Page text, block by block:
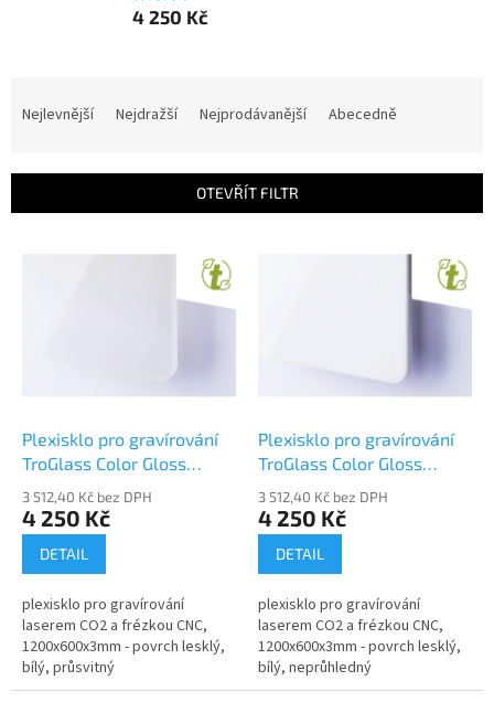
4 250 Kč
í
Nejlevnější Nejdražší Nejprodávanější Abecedně
OTEVŘÍT FILTR
Plexisklo pro gravírování
TroGlass Color Gloss
117069-P
3 512,40 Kč bez DPH
4 250 Kč
DETAIL
plexisklo pro gravírování
laserem CO2 a frézkou CNC,
1200x600x3mm - povrch lesklý,
bílý, průsvitný
Plexisklo pro gravírování
TroGlass Color Gloss
117070-P
3 512,40 Kč bez DPH
4 250 Kč
DETAIL
plexisklo pro gravírování
laserem CO2 a frézkou CNC,
1200x600x3mm - povrch lesklý,
bílý, neprůhledný